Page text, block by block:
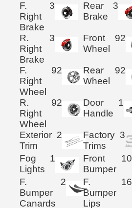
F.
Right
Brake
3
Rear
Brake
3
R.
Right
Brake
3
Front
Wheel
92
F.
Right
Wheel
92
Rear
Wheel
92
R.
Right
Wheel
92
Door
Handle
1
Exterior
Trim
2
Factory
Trims
3
Fog
Lights
1
Front
Bumper
10
F.
Bumper
Canards
2
F.
Bumper
Lips
16